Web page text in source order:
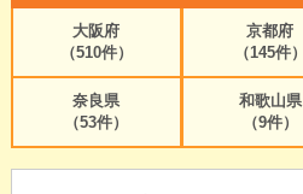
大阪府
（510件）
京都府
（145件）
奈良県
（53件）
和歌山県
（9件）